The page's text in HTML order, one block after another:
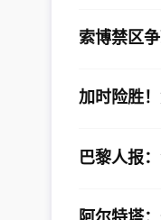
索博禁区
加时险胜
巴黎人报